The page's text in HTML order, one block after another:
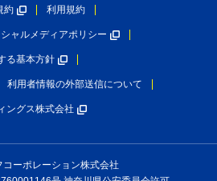
約 利用規約
ャルメディアポリシー
る基本方針
利用者情報の外部送信について
ングス株式会社
コーポレーション株式会社